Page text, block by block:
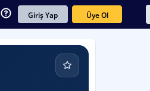
Giriş Yap Üye Ol